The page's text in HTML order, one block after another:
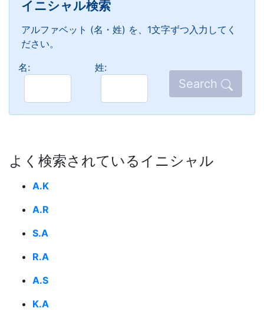
イニシャル検索
アルファベット (名・姓) を、1文字ずつ入力してく
ださい。
名:
姓:
Search
よく検索されているイニシャル
A.K
A.R
S.A
R.A
A.S
K.A